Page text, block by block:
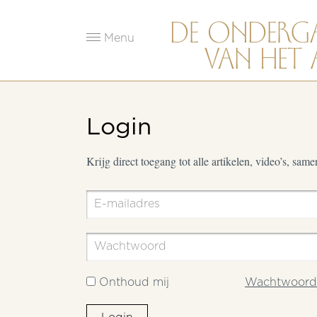
Menu
Login
Krijg direct toegang tot alle artikelen, video’s,
Onthoud mij